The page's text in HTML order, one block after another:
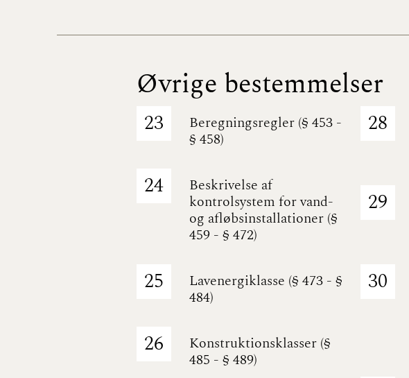
Øvrige bestemmelser
23
Beregningsregler (§ 453 -
§ 458)
24
Beskrivelse af
kontrolsystem for vand-
og afløbsinstallationer (§
459 - § 472)
25
Lavenergiklasse (§ 473 - §
484)
26
Konstruktionsklasser (§
485 - § 489)
28
29
30